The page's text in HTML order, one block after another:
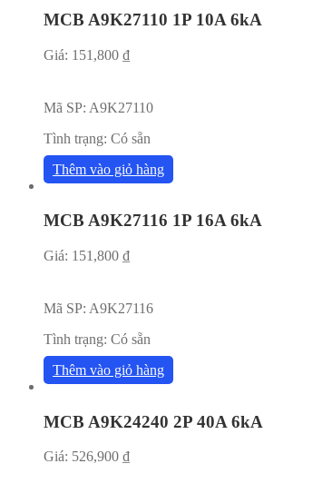
MCB A9K27110 1P 10A 6kA
Giá: 151,800 ₫
Mã SP: A9K27110
Tình trạng: Có sẵn
Thêm vào giỏ hàng
MCB A9K27116 1P 16A 6kA
Giá: 151,800 ₫
Mã SP: A9K27116
Tình trạng: Có sẵn
Thêm vào giỏ hàng
MCB A9K24240 2P 40A 6kA
Giá: 526,900 ₫